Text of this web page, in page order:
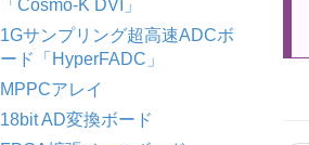
「Cosmo-K DVI」
1Gサンプリング超高速ADCボ
ード「HyperFADC」
MPPCアレイ
18bit AD変換ボード